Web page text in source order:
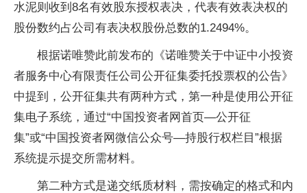
水泥则收到8名有效股东授权表决，代表有效表决权的
股份数约占公司有表决权股份总数的1.2494%。
根据诺唯赞此前发布的《诺唯赞关于中证中小投资
者服务中心有限责任公司公开征集委托投票权的公告》
中提到，公开征集共有两种方式，第一种是使用公开征
集电子系统，通过“中国投资者网首页—公开征
集”或“中国投资者网微信公众号—持股行权栏目”根据
系统提示提交所需材料。
第二种方式是递交纸质材料，需按确定的格式和内